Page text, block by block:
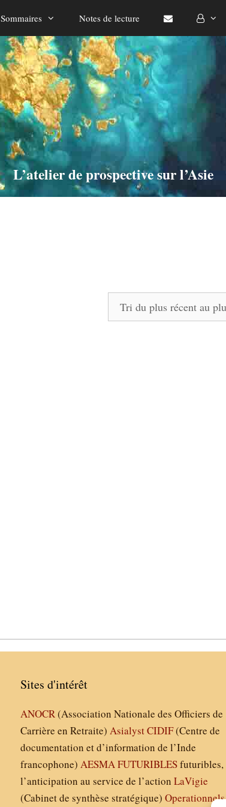
Sommaires Notes de lecture
L’atelier de prospective sur l’Asie
Sites d'intérêt
ANOCR(Association Nationale des Officiers de
Carrière en Retraite)AsialystCIDIF(Centre de
documentation et d’information de l’Inde
francophone)AESMAFUTURIBLESfuturibles,
l’anticipation au service de l’actionLaVigie
(Cabinet de synthèse stratégique)Operationnels